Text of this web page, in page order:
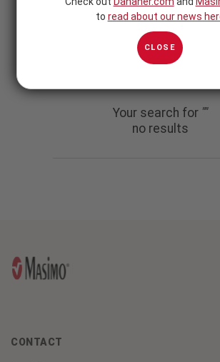
Your search for ""
no results
CONTACT
to read about our news
CLOSE